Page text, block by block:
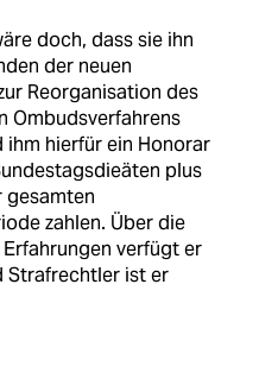
doch, dass sie ihn
der neuen
Reorganisation des
Ombudsverfahrens
ihm hierfür ein Honorar
plus
gesamten
zahlen. Über die
verfügt er
Strafrechtler ist er